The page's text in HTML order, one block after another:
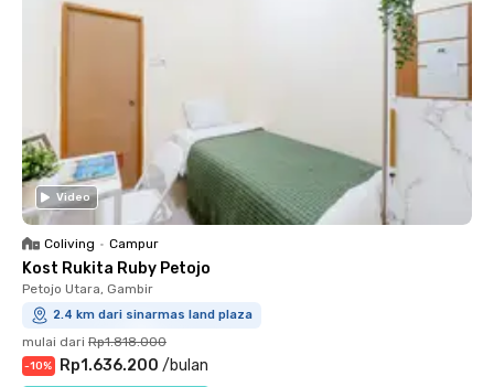
Video
Coliving • Campur
Kost Rukita Ruby Petojo
Petojo Utara, Gambir
2.4 km dari sinarmas land plaza
mulai dari Rp1.818.000
-10% Rp1.636.200 /bulan